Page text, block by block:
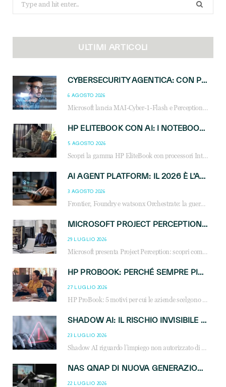
for:
ULTIMI ARTICOLI
CYBERSECURITY AGENTICA: CON PERCEPTION E MAI-CYBER-1-FLASH MICROSOFT APRE NUOVI SERVIZI PER IL CANALE
6 AGOSTO 2026
Microsoft lancia MAI-Cyber-1-Flash e Perception: cybersecurity agentica in preview dal 3 novembre. Cosa cambia per MSP, system integrator e reseller.
HP ELITEBOOK CON AI: I NOTEBOOK BUSINESS INTELLIGENTI CHE TRASFORMANO PRODUTTIVITÀ, SICUREZZA E LAVORO IBRIDO
5 AGOSTO 2026
Scopri la gamma HP EliteBook con processori Intel® Core™ Ultra e AMD Ryzen™ AI. Notebook business progettati per aumentare la produttività, migliorare la collaborazione e garantire sicurezza avanzata in ufficio e in mobilità.
AI AGENT PLATFORM: IL 2026 È L’ANNO DEL «SISTEMA OPERATIVO» PER GLI AGENTI AZIENDALI
3 AGOSTO 2026
Frontier, Foundry e watsonx Orchestrate: la guerra delle piattaforme AI agent ridisegna il mercato IT. Cosa cambia per reseller, MSP e system integrator.
MICROSOFT PROJECT PERCEPTION: COME GLI AGENTI AI CAMBIERANNO SOC, CYBERSECURITY E SERVIZI MSP
29 LUGLIO 2026
Microsoft presenta Project Perception: scopri come gli agenti AI possono trasformare cybersecurity, SOC e servizi gestiti degli MSP.
HP PROBOOK: PERCHÉ SEMPRE PIÙ AZIENDE SCELGONO NOTEBOOK PROGETTATI PER IL LAVORO MODERNO
27 LUGLIO 2026
HP ProBook: 5 motivi per cui le aziende scelgono i notebook business HP per migliorare produttività, sicurezza e gestione dell’AI.
SHADOW AI: IL RISCHIO INVISIBILE CHE LE AZIENDE POSSONO GOVERNARE
23 LUGLIO 2026
Shadow AI riguardo l’impiego non autorizzato di sistemi AI all’interno dell’azienda. E’ una pratica che si diffonde a partire dai dipendenti fino ai dirigenti e mette a repentaglio la cybersecurity, con costi più elevati per le organizzazioni. Due recenti report illustrano il fenomeno e forniscono dati in merito
NAS QNAP DI NUOVA GENERAZIONE: PIÙ PRESTAZIONI, SCALABILITÀ E PROTEZIONE DEI DATI PER LE INFRASTRUTTURE IT MODERNE
22 LUGLIO 2026